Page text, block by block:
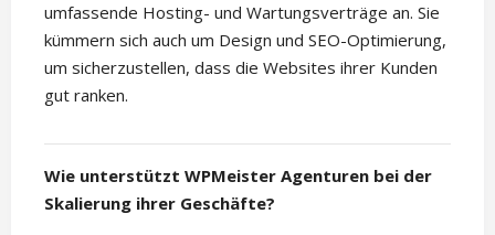
umfassende Hosting- und Wartungsverträge an. Sie
kümmern sich auch um Design und SEO-Optimierung,
um sicherzustellen, dass die Websites ihrer Kunden
gut ranken.
Wie unterstützt WPMeister Agenturen bei der
Skalierung ihrer Geschäfte?